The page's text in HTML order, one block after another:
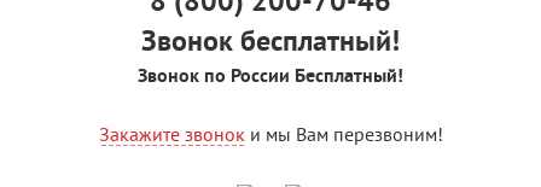
Звонок бесплатный!
Звонок по России Бесплатный!
Закажите звоноки мы Вам перезвоним!